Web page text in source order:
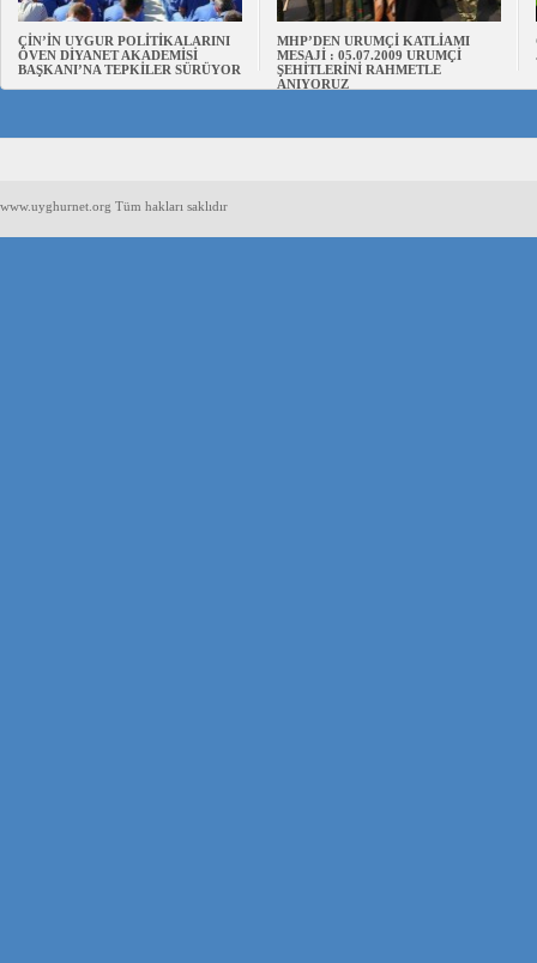
ÇİN’İN UYGUR POLİTİKALARINI
ÖVEN DİYANET AKADEMİSİ
BAŞKANI’NA TEPKİLER SÜRÜYOR
MHP’DEN URUMÇİ KATLİAMI
MESAJİ : 05.07.2009 URUMÇİ
ŞEHİTLERİNİ RAHMETLE
ANIYORUZ
www.uyghurnet.org Tüm hakları saklıdır